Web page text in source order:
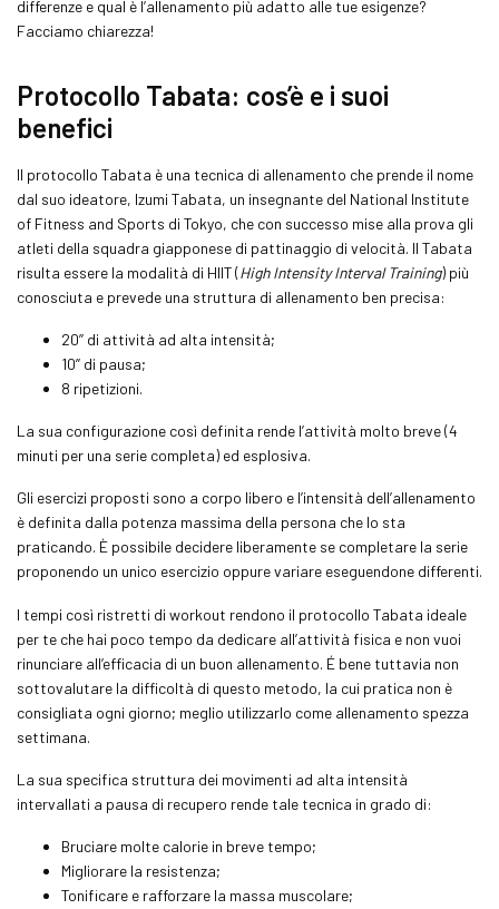
differenze e qual è l’allenamento più adatto alle tue esigenze?
Facciamo chiarezza!
Protocollo Tabata: cos’è e i suoi
benefici
Il protocollo Tabata è una tecnica di allenamento che prende il nome
dal suo ideatore, Izumi Tabata, un insegnante del National Institute
of Fitness and Sports di Tokyo, che con successo mise alla prova gli
atleti della squadra giapponese di pattinaggio di velocità. Il Tabata
risulta essere la modalità di HIIT (High Intensity Interval Training) più
conosciuta e prevede una struttura di allenamento ben precisa:
20’’ di attività ad alta intensità;
10’’ di pausa;
8 ripetizioni.
La sua configurazione così definita rende l’attività molto breve (4
minuti per una serie completa) ed esplosiva.
Gli esercizi proposti sono a corpo libero e l’intensità dell’allenamento
è definita dalla potenza massima della persona che lo sta
praticando. È possibile decidere liberamente se completare la serie
proponendo un unico esercizio oppure variare eseguendone differenti.
I tempi così ristretti di workout rendono il protocollo Tabata ideale
per te che hai poco tempo da dedicare all’attività fisica e non vuoi
rinunciare all’efficacia di un buon allenamento. É bene tuttavia non
sottovalutare la difficoltà di questo metodo, la cui pratica non è
consigliata ogni giorno; meglio utilizzarlo come allenamento spezza
settimana.
La sua specifica struttura dei movimenti ad alta intensità
intervallati a pausa di recupero rende tale tecnica in grado di:
Bruciare molte calorie in breve tempo;
Migliorare la resistenza;
Tonificare e rafforzare la massa muscolare;